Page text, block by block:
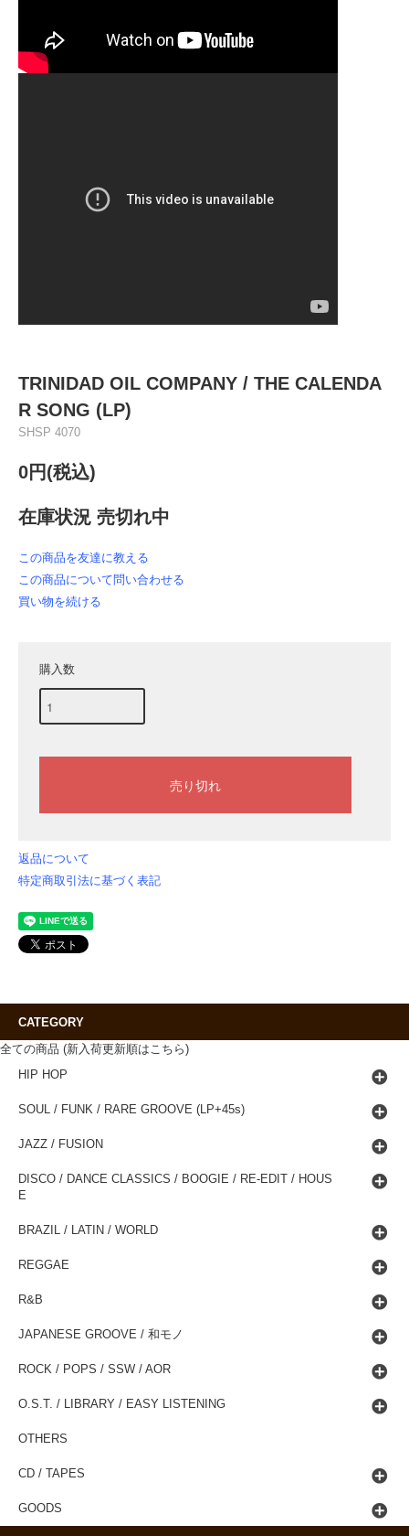
TRINIDAD OIL COMPANY / THE CALENDA
R SONG (LP)
SHSP 4070
0円(税込)
在庫状況 売切れ中
この商品を友達に教える
この商品について問い合わせる
買い物を続ける
購入数
返品について
特定商取引法に基づく表記
CATEGORY
全ての商品 (新入荷更新順はこちら)
HIP HOP
SOUL / FUNK / RARE GROOVE (LP+45s)
JAZZ / FUSION
DISCO / DANCE CLASSICS / BOOGIE / RE-EDIT / HOUS
E
BRAZIL / LATIN / WORLD
REGGAE
R&B
JAPANESE GROOVE / 和モノ
ROCK / POPS / SSW / AOR
O.S.T. / LIBRARY / EASY LISTENING
OTHERS
CD / TAPES
GOODS